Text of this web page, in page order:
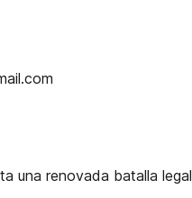
una renovada batalla legal